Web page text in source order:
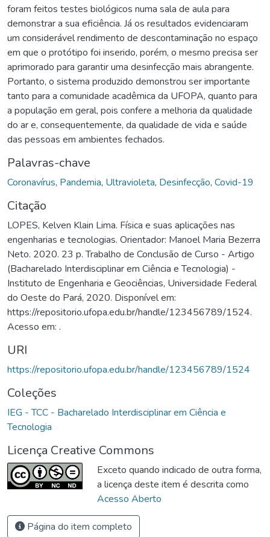
foram feitos testes biológicos numa sala de aula para
demonstrar a sua eficiência. Já os resultados evidenciaram
um considerável rendimento de descontaminação no espaço
em que o protótipo foi inserido, porém, o mesmo precisa ser
aprimorado para garantir uma desinfecção mais abrangente.
Portanto, o sistema produzido demonstrou ser importante
tanto para a comunidade acadêmica da UFOPA, quanto para
a população em geral, pois confere a melhoria da qualidade
do ar e, consequentemente, da qualidade de vida e saúde
das pessoas em ambientes fechados.
Palavras-chave
Coronavírus, Pandemia, Ultravioleta, Desinfecção, Covid-19
Citação
LOPES, Kelven Klain Lima. Física e suas aplicações nas
engenharias e tecnologias. Orientador: Manoel Maria Bezerra
Neto. 2020. 23 p. Trabalho de Conclusão de Curso - Artigo
(Bacharelado Interdisciplinar em Ciência e Tecnologia) -
Instituto de Engenharia e Geociências, Universidade Federal
do Oeste do Pará, 2020. Disponível em:
https://repositorio.ufopa.edu.br/handle/123456789/1524.
Acesso em: .
URI
https://repositorio.ufopa.edu.br/handle/123456789/1524
Coleções
IEG - TCC - Bacharelado Interdisciplinar em Ciência e
Tecnologia
Licença Creative Commons
Exceto quando indicado de outra forma,
a licença deste item é descrita como
Acesso Aberto
Página do item completo